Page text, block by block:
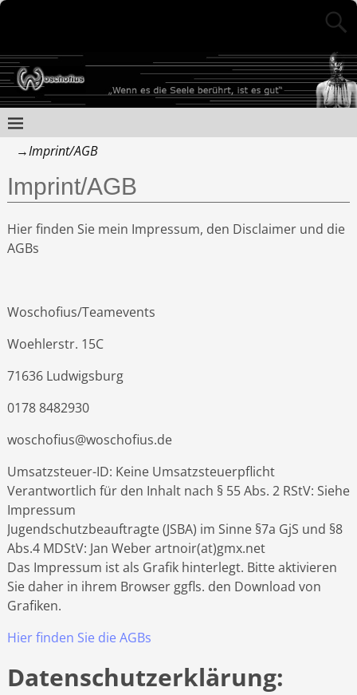
→Imprint/AGB
Imprint/AGB
Hier finden Sie mein Impressum, den Disclaimer und die
AGBs
Woschofius/Teamevents
Woehlerstr. 15C
71636 Ludwigsburg
0178 8482930
woschofius@woschofius.de
Umsatzsteuer-ID: Keine Umsatzsteuerpflicht
Verantwortlich für den Inhalt nach § 55 Abs. 2 RStV: Siehe
Impressum
Jugendschutzbeauftragte (JSBA) im Sinne §7a GjS und §8
Abs.4 MDStV: Jan Weber artnoir(at)gmx.net
Das Impressum ist als Grafik hinterlegt. Bitte aktivieren
Sie daher in ihrem Browser ggfls. den Download von
Grafiken.
Hier finden Sie die AGBs
Datenschutzerklärung: